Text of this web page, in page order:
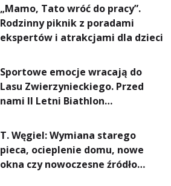
„Mamo, Tato wróć do pracy”.
Rodzinny piknik z poradami
ekspertów i atrakcjami dla dzieci
Sportowe emocje wracają do
Lasu Zwierzynieckiego. Przed
nami II Letni Biathlon
T. Węgiel: Wymiana starego
pieca, ocieplenie domu, nowe
okna czy nowoczesne źródło